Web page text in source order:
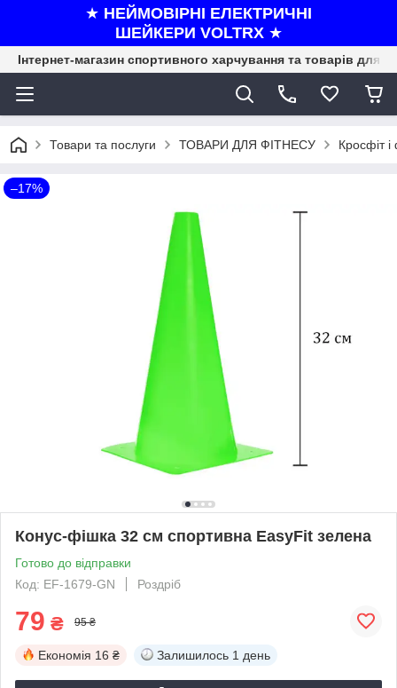
★ НЕЙМОВІРНІ ЕЛЕКТРИЧНІ
ШЕЙКЕРИ VOLTRX ★
Інтернет-магазин спортивного харчування та товарів для
Товари та послуги ТОВАРИ ДЛЯ ФІТНЕСУ Кросфіт
–17%
Конус-фішка 32 см спортивна EasyFit зелена
Готово до відправки
Код: EF-1679-GN
Роздріб
79 ₴ 95 ₴
Економія 16 ₴ Залишилось 1 день